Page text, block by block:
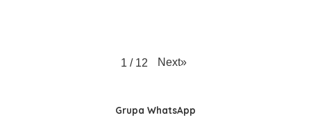
1 / 12 Next»
Grupa WhatsApp